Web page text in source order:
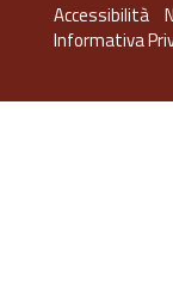
Accessibilità
Informativa